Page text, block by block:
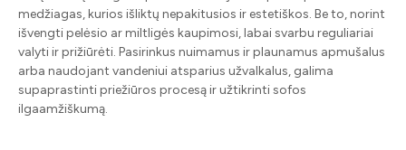
medžiagas, kurios išliktų nepakitusios ir estetiškos. Be to, norint
išvengti pelėsio ar miltligės kaupimosi, labai svarbu reguliariai
valyti ir prižiūrėti. Pasirinkus nuimamus ir plaunamus apmušalus
arba naudojant vandeniui atsparius užvalkalus, galima
supaprastinti priežiūros procesą ir užtikrinti sofos
ilgaamžiškumą.